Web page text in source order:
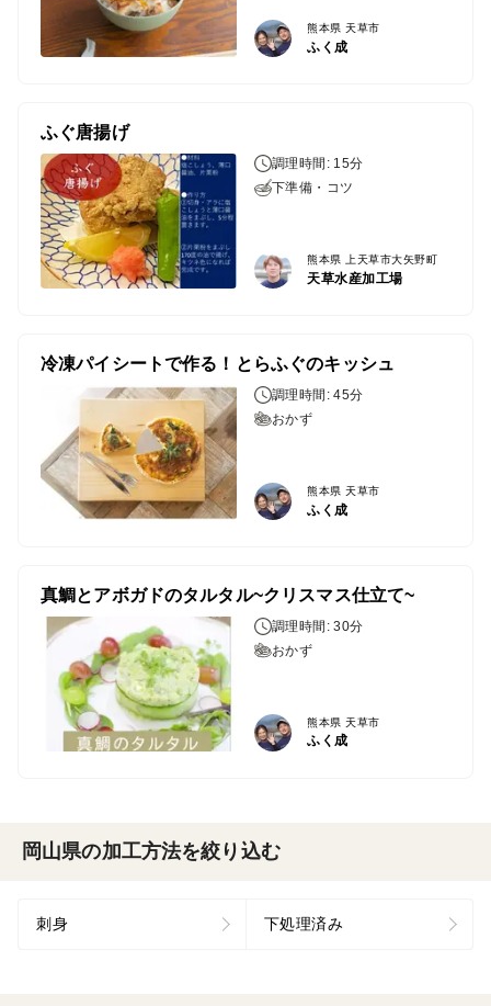
熊本県 天草市
ふく成
ふぐ唐揚げ
調理時間: 15分
下準備・コツ
熊本県 上天草市大矢野町
天草水産加工場
冷凍パイシートで作る！とらふぐのキッシュ
調理時間: 45分
おかず
熊本県 天草市
ふく成
真鯛とアボガドのタルタル~クリスマス仕立て~
調理時間: 30分
おかず
熊本県 天草市
ふく成
岡山県の加工方法を絞り込む
刺身 下処理済み